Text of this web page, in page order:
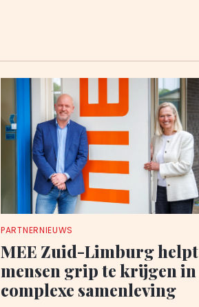
PARTNERNIEUWS
MEE Zuid-Limburg helpt
mensen grip te krijgen in
complexe samenleving